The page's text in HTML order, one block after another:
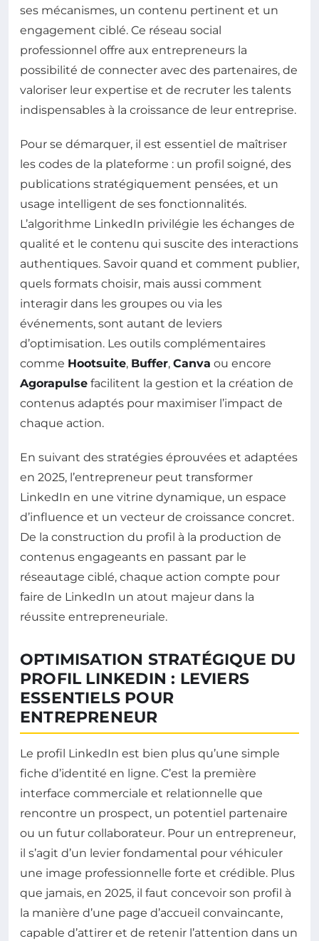
ses mécanismes, un contenu pertinent et un
engagement ciblé. Ce réseau social
professionnel offre aux entrepreneurs la
possibilité de connecter avec des partenaires, de
valoriser leur expertise et de recruter les talents
indispensables à la croissance de leur entreprise.
Pour se démarquer, il est essentiel de maîtriser
les codes de la plateforme : un profil soigné, des
publications stratégiquement pensées, et un
usage intelligent de ses fonctionnalités.
L’algorithme LinkedIn privilégie les échanges de
qualité et le contenu qui suscite des interactions
authentiques. Savoir quand et comment publier,
quels formats choisir, mais aussi comment
interagir dans les groupes ou via les
événements, sont autant de leviers
d’optimisation. Les outils complémentaires
comme Hootsuite, Buffer, Canva ou encore
Agorapulse facilitent la gestion et la création de
contenus adaptés pour maximiser l’impact de
chaque action.
En suivant des stratégies éprouvées et adaptées
en 2025, l’entrepreneur peut transformer
LinkedIn en une vitrine dynamique, un espace
d’influence et un vecteur de croissance concret.
De la construction du profil à la production de
contenus engageants en passant par le
réseautage ciblé, chaque action compte pour
faire de LinkedIn un atout majeur dans la
réussite entrepreneuriale.
OPTIMISATION STRATÉGIQUE DU
PROFIL LINKEDIN : LEVIERS
ESSENTIELS POUR
ENTREPRENEUR
Le profil LinkedIn est bien plus qu’une simple
fiche d’identité en ligne. C’est la première
interface commerciale et relationnelle que
rencontre un prospect, un potentiel partenaire
ou un futur collaborateur. Pour un entrepreneur,
il s’agit d’un levier fondamental pour véhiculer
une image professionnelle forte et crédible. Plus
que jamais, en 2025, il faut concevoir son profil à
la manière d’une page d’accueil convaincante,
capable d’attirer et de retenir l’attention dans un